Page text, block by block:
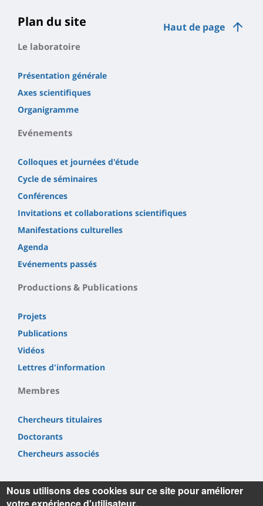
Haut de page
Plan du site
Le laboratoire
Présentation générale
Axes scientifiques
Organigramme
Evénements
Colloques et journées d'étude
Cycle de séminaires
Conférences
Invitations et collaborations scientifiques
Manifestations culturelles
Agenda
Evénements passés
Productions & Publications
Projets
Publications
Vidéos
Lettres d'information
Membres
Chercheurs titulaires
Doctorants
Chercheurs associés
Nous utilisons des cookies sur ce site pour améliorer